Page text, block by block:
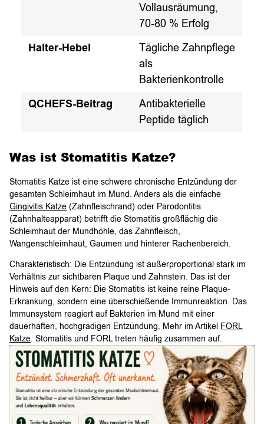
Vollausräumung,
70-80 % Erfolg
Halter-Hebel
Tägliche Zahnpflege
als
Bakterienkontrolle
QCHEFS-Beitrag
Antibakterielle
Peptide täglich
Was ist Stomatitis Katze?
Stomatitis Katze ist eine schwere chronische Entzündung der
gesamten Schleimhaut im Mund. Anders als die einfache
Gingivitis Katze (Zahnfleischrand) oder Parodontitis
(Zahnhalteapparat) betrifft die Stomatitis großflächig die
Schleimhaut der Mundhöhle, das Zahnfleisch,
Wangenschleimhaut, Gaumen und hinterer Rachenbereich.
Charakteristisch: Die Entzündung ist außerproportional stark im
Verhältnis zur sichtbaren Plaque und Zahnstein. Das ist der
Hinweis auf den Kern: Die Stomatitis ist keine reine Plaque-
Erkrankung, sondern eine überschießende Immunreaktion. Das
Immunsystem reagiert auf Bakterien im Mund mit einer
dauerhaften, hochgradigen Entzündung. Mehr im Artikel FORL
Katze. Stomatitis und FORL treten häufig zusammen auf.